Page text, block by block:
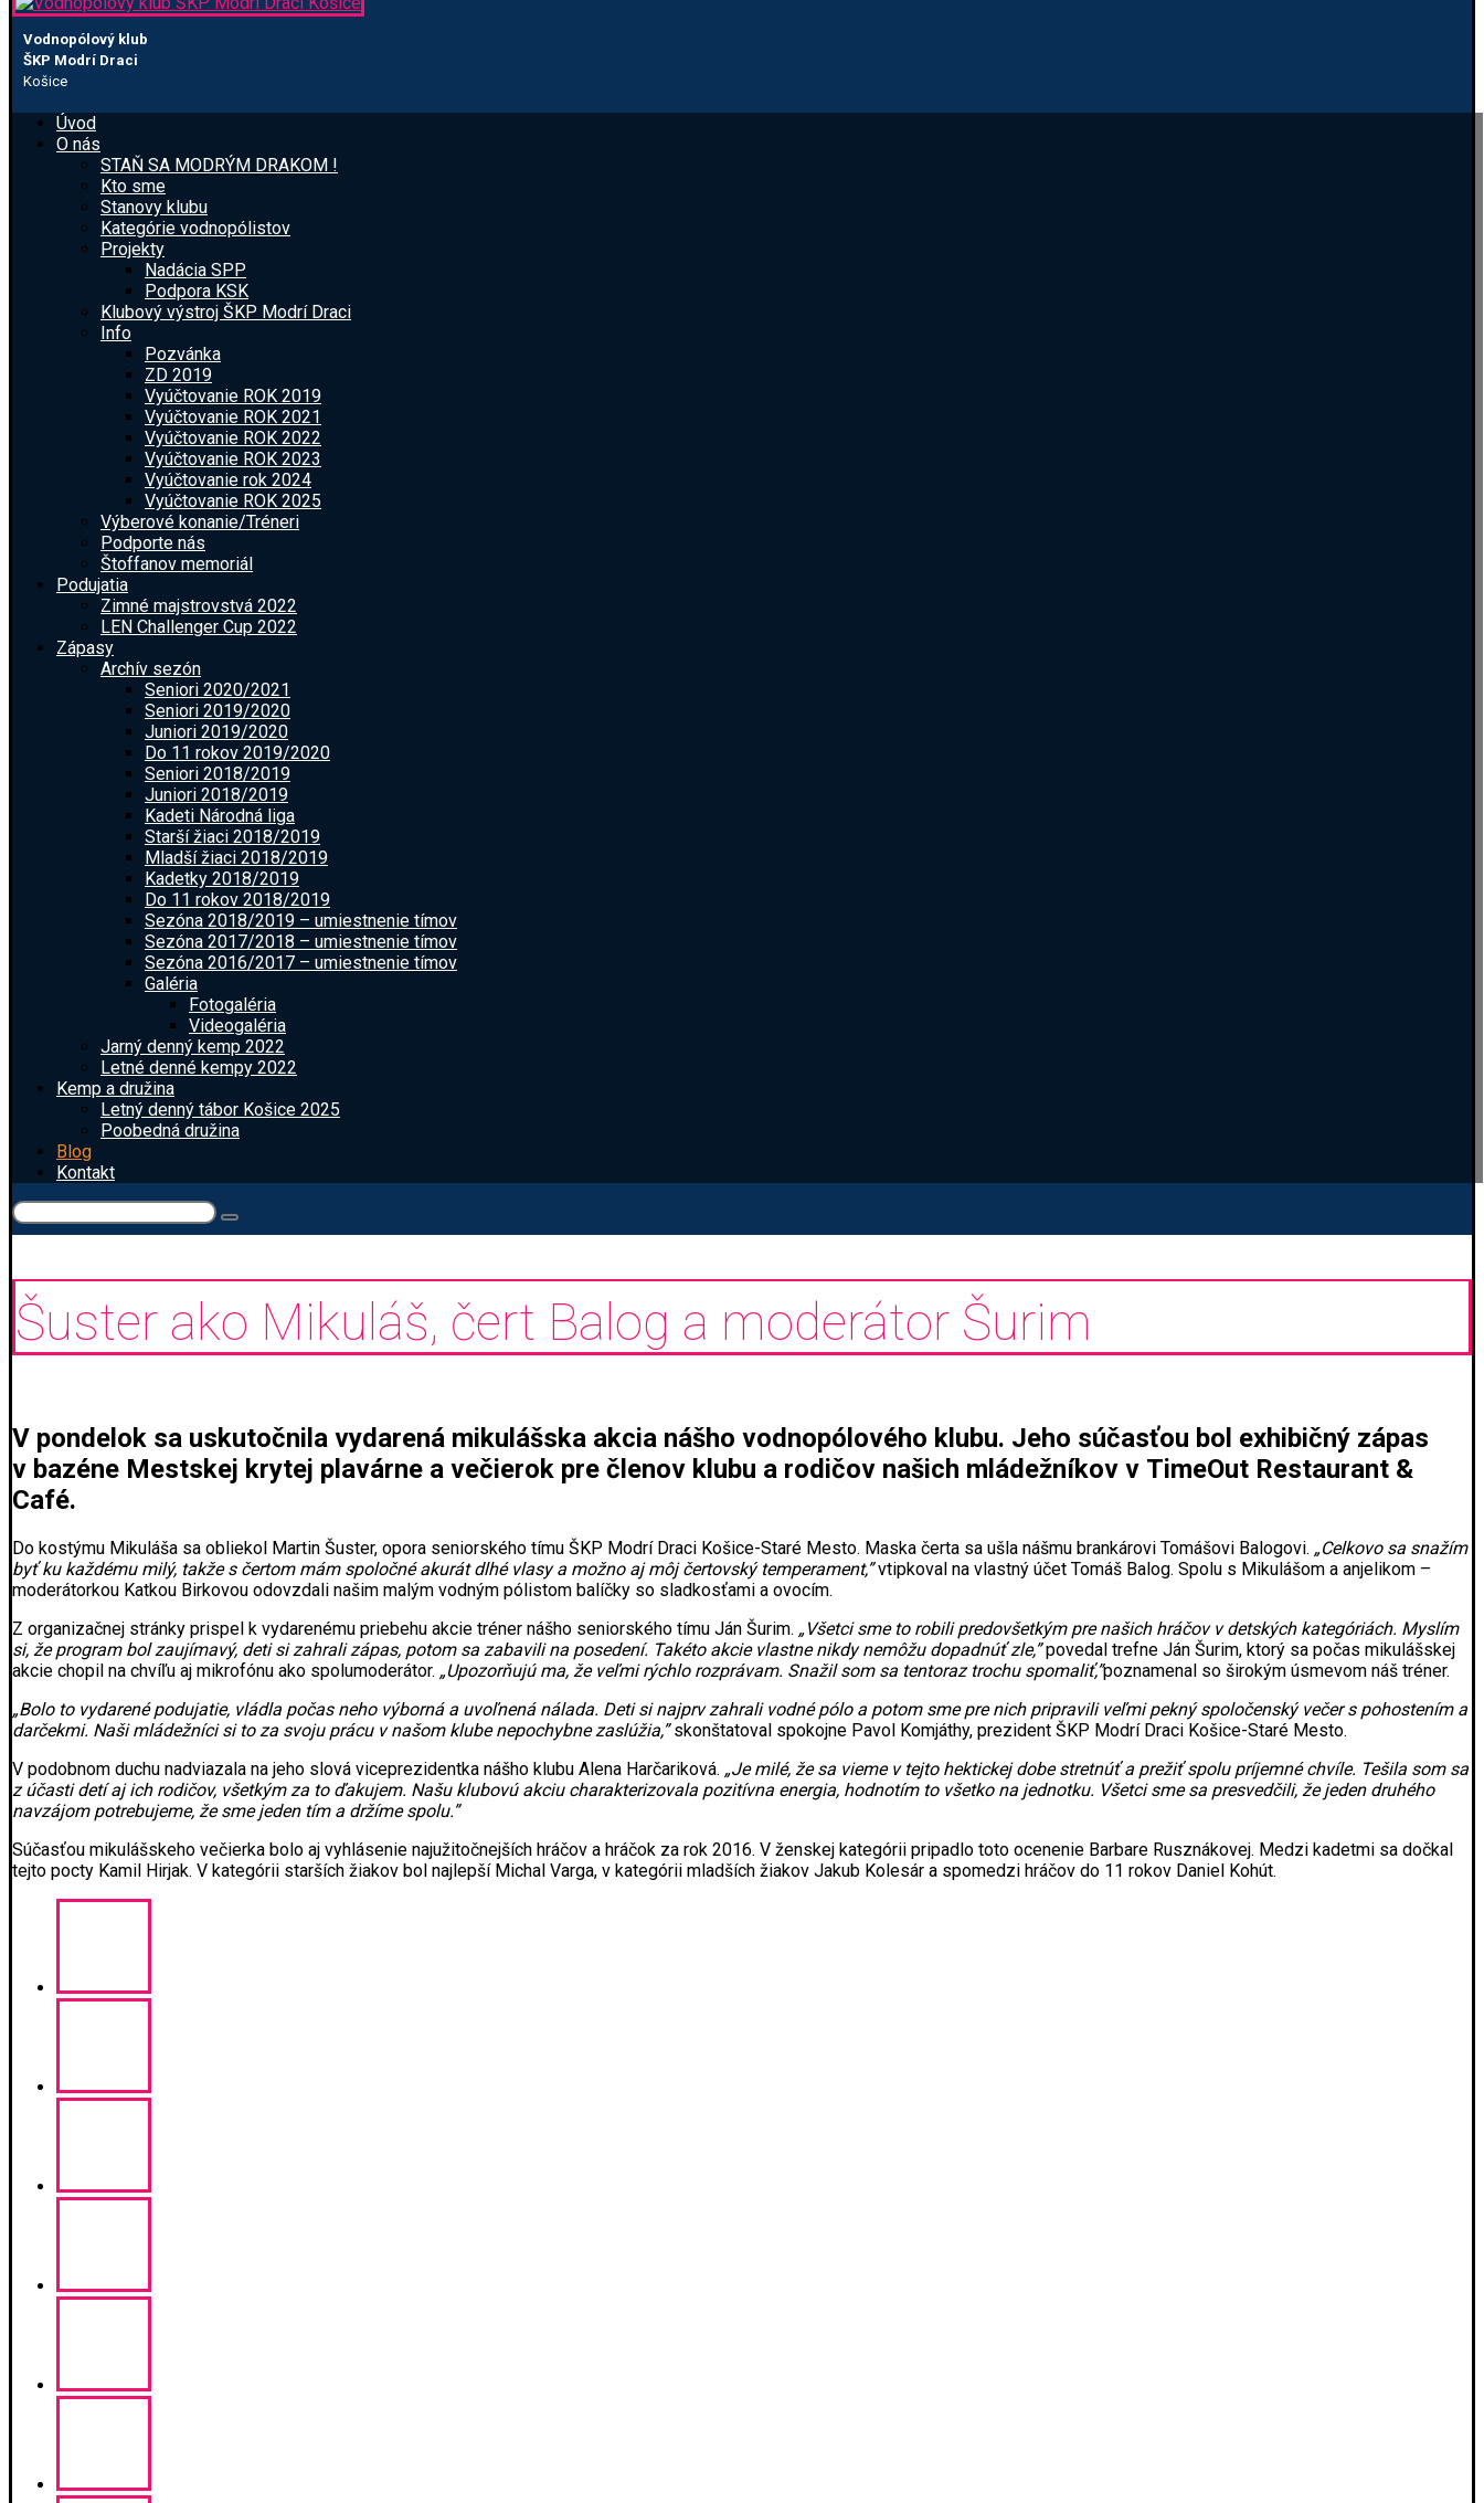
Vodnopólový klub
ŠKP Modrí Draci
Košice
Úvod
O nás
STAŇ SA MODRÝM DRAKOM !
Kto sme
Stanovy klubu
Kategórie vodnopólistov
Projekty
Nadácia SPP
Podpora KSK
Klubový výstroj ŠKP Modrí Draci
Info
Pozvánka
ZD 2019
Vyúčtovanie ROK 2019
Vyúčtovanie ROK 2021
Vyúčtovanie ROK 2022
Vyúčtovanie ROK 2023
Vyúčtovanie rok 2024
Vyúčtovanie ROK 2025
Výberové konanie/Tréneri
Podporte nás
Štoffanov memoriál
Podujatia
Zimné majstrovstvá 2022
LEN Challenger Cup 2022
Zápasy
Archív sezón
Seniori 2020/2021
Seniori 2019/2020
Juniori 2019/2020
Do 11 rokov 2019/2020
Seniori 2018/2019
Juniori 2018/2019
Kadeti Národná liga
Starší žiaci 2018/2019
Mladší žiaci 2018/2019
Kadetky 2018/2019
Do 11 rokov 2018/2019
Sezóna 2018/2019 – umiestnenie tímov
Sezóna 2017/2018 – umiestnenie tímov
Sezóna 2016/2017 – umiestnenie tímov
Galéria
Fotogaléria
Videogaléria
Jarný denný kemp 2022
Letné denné kempy 2022
Kemp a družina
Letný denný tábor Košice 2025
Poobedná družina
Blog
Kontakt
Šuster ako Mikuláš, čert Balog a moderátor Šurim
V pondelok sa uskutočnila vydarená mikulášska akcia nášho vodnopólového klubu. Jeho súčasťou bol exhibičný zápas
v bazéne Mestskej krytej plavárne a večierok pre členov klubu a rodičov našich mládežníkov v TimeOut Restaurant &
Café.
Do kostýmu Mikuláša sa obliekol Martin Šuster, opora seniorského tímu ŠKP Modrí Draci Košice-Staré Mesto. Maska čerta sa ušla nášmu brankárovi Tomášovi Balogovi. „Celkovo sa snažím
byť ku každému milý, takže s čertom mám spoločné akurát dlhé vlasy a možno aj môj čertovský temperament,”vtipkoval na vlastný účet Tomáš Balog. Spolu s Mikulášom a anjelikom –
moderátorkou Katkou Birkovou odovzdali našim malým vodným pólistom balíčky so sladkosťami a ovocím.
Z organizačnej stránky prispel k vydarenému priebehu akcie tréner nášho seniorského tímu Ján Šurim. „Všetci sme to robili predovšetkým pre našich hráčov v detských kategóriách. Myslím
si, že program bol zaujímavý, deti si zahrali zápas, potom sa zabavili na posedení. Takéto akcie vlastne nikdy nemôžu dopadnúť zle,”povedal trefne Ján Šurim, ktorý sa počas mikulášskej
akcie chopil na chvíľu aj mikrofónu ako spolumoderátor. „Upozorňujú ma, že veľmi rýchlo rozprávam. Snažil som sa tentoraz trochu spomaliť,”poznamenal so širokým úsmevom náš tréner.
„Bolo to vydarené podujatie, vládla počas neho výborná a uvoľnená nálada. Deti si najprv zahrali vodné pólo a potom sme pre nich pripravili veľmi pekný spoločenský večer s pohostením a
darčekmi. Naši mládežníci si to za svoju prácu v našom klube nepochybne zaslúžia,”skonštatoval spokojne Pavol Komjáthy, prezident ŠKP Modrí Draci Košice-Staré Mesto.
V podobnom duchu nadviazala na jeho slová viceprezidentka nášho klubu Alena Harčariková. „Je milé, že sa vieme v tejto hektickej dobe stretnúť a prežiť spolu príjemné chvíle. Tešila som sa
z účasti detí aj ich rodičov, všetkým za to ďakujem. Našu klubovú akciu charakterizovala pozitívna energia, hodnotím to všetko na jednotku. Všetci sme sa presvedčili, že jeden druhého
navzájom potrebujeme, že sme jeden tím a držíme spolu.”
Súčasťou mikulášskeho večierka bolo aj vyhlásenie najužitočnejších hráčov a hráčok za rok 2016. V ženskej kategórii pripadlo toto ocenenie Barbare Rusznákovej. Medzi kadetmi sa dočkal
tejto pocty Kamil Hirjak. V kategórii starších žiakov bol najlepší Michal Varga, v kategórii mladších žiakov Jakub Kolesár a spomedzi hráčov do 11 rokov Daniel Kohút.